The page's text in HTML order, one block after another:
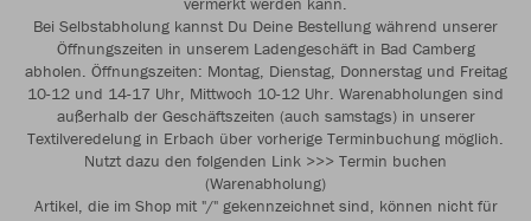
Bei Selbstabholung kannst Du Deine Bestellung während unserer
Öffnungszeiten in unserem Ladengeschäft in Bad Camberg
abholen. Öffnungszeiten: Montag, Dienstag, Donnerstag und Freitag
10-12 und 14-17 Uhr, Mittwoch 10-12 Uhr. Warenabholungen sind
außerhalb der Geschäftszeiten (auch samstags) in unserer
Textilveredelung in Erbach über vorherige Terminbuchung möglich.
Nutzt dazu den folgenden Link >>> Termin buchen
(Warenabholung)
Artikel, die im Shop mit "/" gekennzeichnet sind, können nicht für